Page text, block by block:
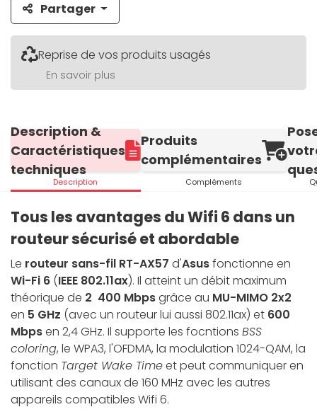
Partager
Reprise de vos produits usagés
En savoir plus
Description &
Caractéristiques
techniques
Description
Produits
complémentaires
Compléments
Tous les avantages du Wifi 6 dans un
routeur sécurisé et abordable
Le routeur sans-fil RT-AX57 d'Asusfonctionne en
Wi-Fi 6 (IEEE 802.11ax). Il atteint un débit maximum
théorique de 2 400 Mbpsgrâce au MU-MIMO 2x2
en 5 GHz (avec un routeur lui aussi 802.11ax) et 600
Mbpsen 2,4 GHz. Il supporte les focntions BSS
coloring, le WPA3, l'OFDMA, la modulation 1024-QAM, la
fonction Target Wake Timeet peut communiquer en
utilisant des canaux de 160 MHz avec les autres
appareils compatibles Wifi 6.